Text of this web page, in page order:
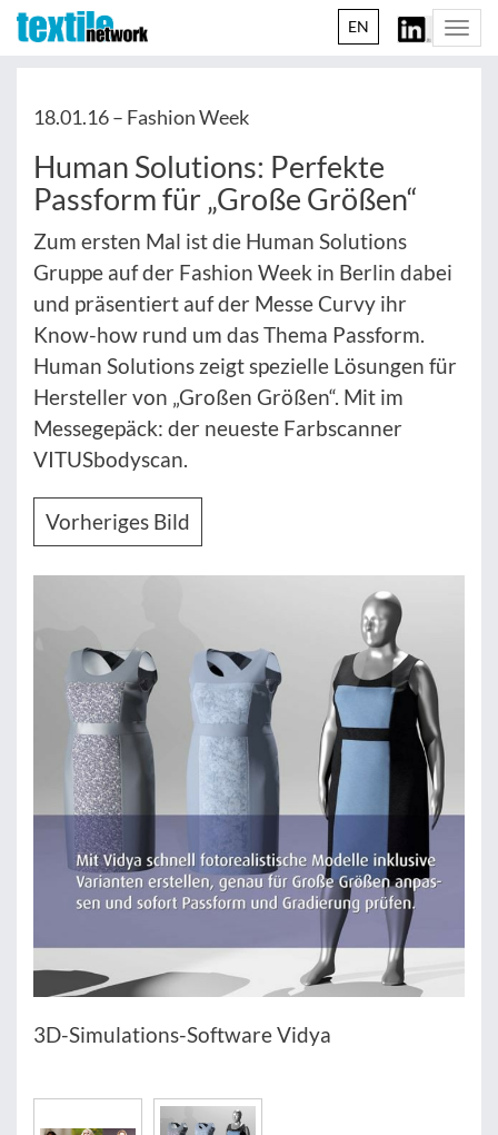
EN
18.01.16 – Fashion Week
Human Solutions: Perfekte
Passform für „Große Größen“
Zum ersten Mal ist die Human Solutions
Gruppe auf der Fashion Week in Berlin dabei
und präsentiert auf der Messe Curvy ihr
Know-how rund um das Thema Passform.
Human Solutions zeigt spezielle Lösungen für
Hersteller von „Großen Größen“. Mit im
Messegepäck: der neueste Farbscanner
VITUSbodyscan.
Vorheriges Bild
3D-Simulations-Software Vidya